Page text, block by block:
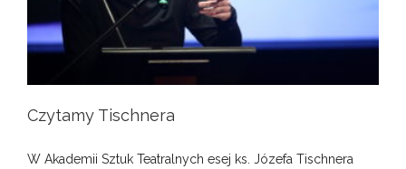
Czytamy Tischnera
W Akademii Sztuk Teatralnych esej ks. Józefa Tischnera